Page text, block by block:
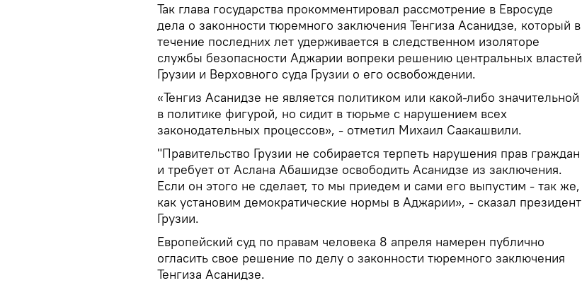
Так глава государства прокомментировал рассмотрение в Евросуде
дела о законности тюремного заключения Тенгиза Асанидзе, который в
течение последних лет удерживается в следственном изоляторе
службы безопасности Аджарии вопреки решению центральных властей
Грузии и Верховного суда Грузии о его освобождении.
«Тенгиз Асанидзе не является политиком или какой-либо значительной
в политике фигурой, но сидит в тюрьме с нарушением всех
законодательных процессов», - отметил Михаил Саакашвили.
"Правительство Грузии не собирается терпеть нарушения прав граждан
и требует от Аслана Абашидзе освободить Асанидзе из заключения.
Если он этого не сделает, то мы приедем и сами его выпустим - так же,
как установим демократические нормы в Аджарии», - сказал президент
Грузии.
Европейский суд по правам человека 8 апреля намерен публично
огласить свое решение по делу о законности тюремного заключения
Тенгиза Асанидзе.